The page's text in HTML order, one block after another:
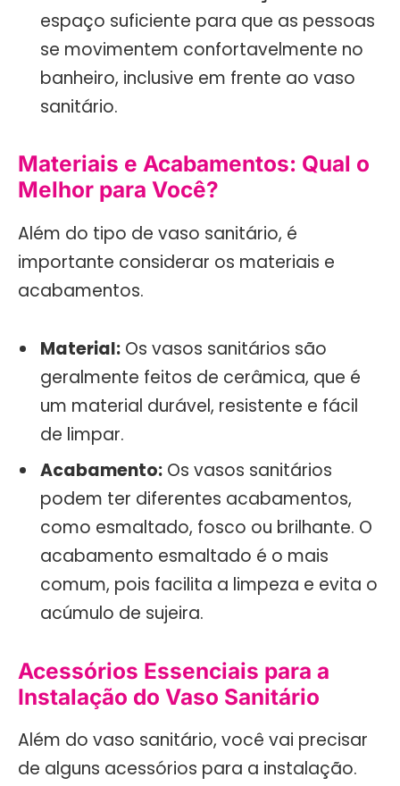
espaço suficiente para que as pessoas
se movimentem confortavelmente no
banheiro, inclusive em frente ao vaso
sanitário.
Materiais e Acabamentos: Qual o
Melhor para Você?
Além do tipo de vaso sanitário, é
importante considerar os materiais e
acabamentos.
Material: Os vasos sanitários são
geralmente feitos de cerâmica, que é
um material durável, resistente e fácil
de limpar.
Acabamento: Os vasos sanitários
podem ter diferentes acabamentos,
como esmaltado, fosco ou brilhante. O
acabamento esmaltado é o mais
comum, pois facilita a limpeza e evita o
acúmulo de sujeira.
Acessórios Essenciais para a
Instalação do Vaso Sanitário
Além do vaso sanitário, você vai precisar
de alguns acessórios para a instalação.